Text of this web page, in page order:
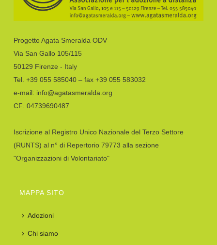
Progetto Agata Smeralda ODV
Via San Gallo 105/115
50129 Firenze - Italy
Tel. +39 055 585040 – fax +39 055 583032
e-mail: info@agatasmeralda.org
CF: 04739690487
Iscrizione al Registro Unico Nazionale del Terzo Settore
(RUNTS) al n° di Repertorio 79773 alla sezione
"Organizzazioni di Volontariato"
MAPPA SITO
Adozioni
Chi siamo